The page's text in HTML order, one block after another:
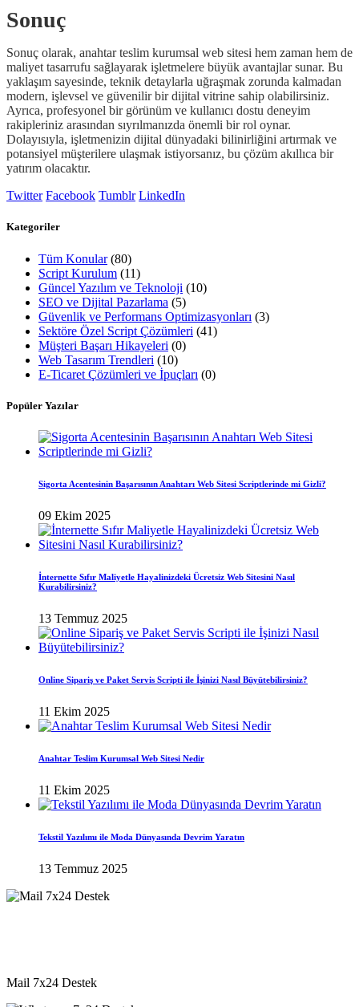
Sonuç
Sonuç olarak, anahtar teslim kurumsal web sitesi hem zaman hem de
maliyet tasarrufu sağlayarak işletmelere büyük avantajlar sunar. Bu
yaklaşım sayesinde, teknik detaylarla uğraşmak zorunda kalmadan
modern, işlevsel ve güvenilir bir dijital vitrine sahip olabilirsiniz.
Ayrıca, profesyonel bir görünüm ve kullanıcı dostu deneyim
rakipleriniz arasından sıyrılmanızda önemli bir rol oynar.
Dolayısıyla, işletmenizin dijital dünyadaki bilinirliğini artırmak ve
potansiyel müşterilere ulaşmak istiyorsanız, bu çözüm akıllıca bir
yatırım olacaktır.
Twitter Facebook Tumblr LinkedIn
Kategoriler
Tüm Konular (80)
Script Kurulum (11)
Güncel Yazılım ve Teknoloji (10)
SEO ve Dijital Pazarlama (5)
Güvenlik ve Performans Optimizasyonları (3)
Sektöre Özel Script Çözümleri (41)
Müşteri Başarı Hikayeleri (0)
Web Tasarım Trendleri (10)
E-Ticaret Çözümleri ve İpuçları (0)
Popüler Yazılar
Sigorta Acentesinin Başarısının Anahtarı Web Sitesi Scriptlerinde mi Gizli?
09 Ekim 2025
İnternette Sıfır Maliyetle Hayalinizdeki Ücretsiz Web Sitesini Nasıl
Kurabilirsiniz?
13 Temmuz 2025
Online Sipariş ve Paket Servis Scripti ile İşinizi Nasıl Büyütebilirsiniz?
11 Ekim 2025
Anahtar Teslim Kurumsal Web Sitesi Nedir
11 Ekim 2025
Tekstil Yazılımı ile Moda Dünyasında Devrim Yaratın
13 Temmuz 2025
Mail 7x24 Destek